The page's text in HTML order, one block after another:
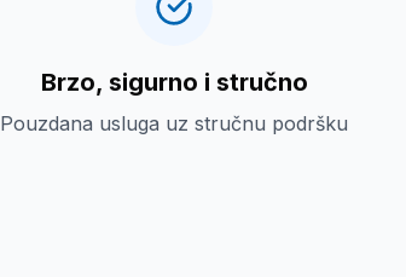
Brzo, sigurno i stručno
Pouzdana usluga uz stručnu podršku